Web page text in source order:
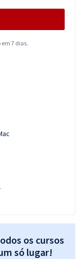
7 dias.
os cursos
só lugar!